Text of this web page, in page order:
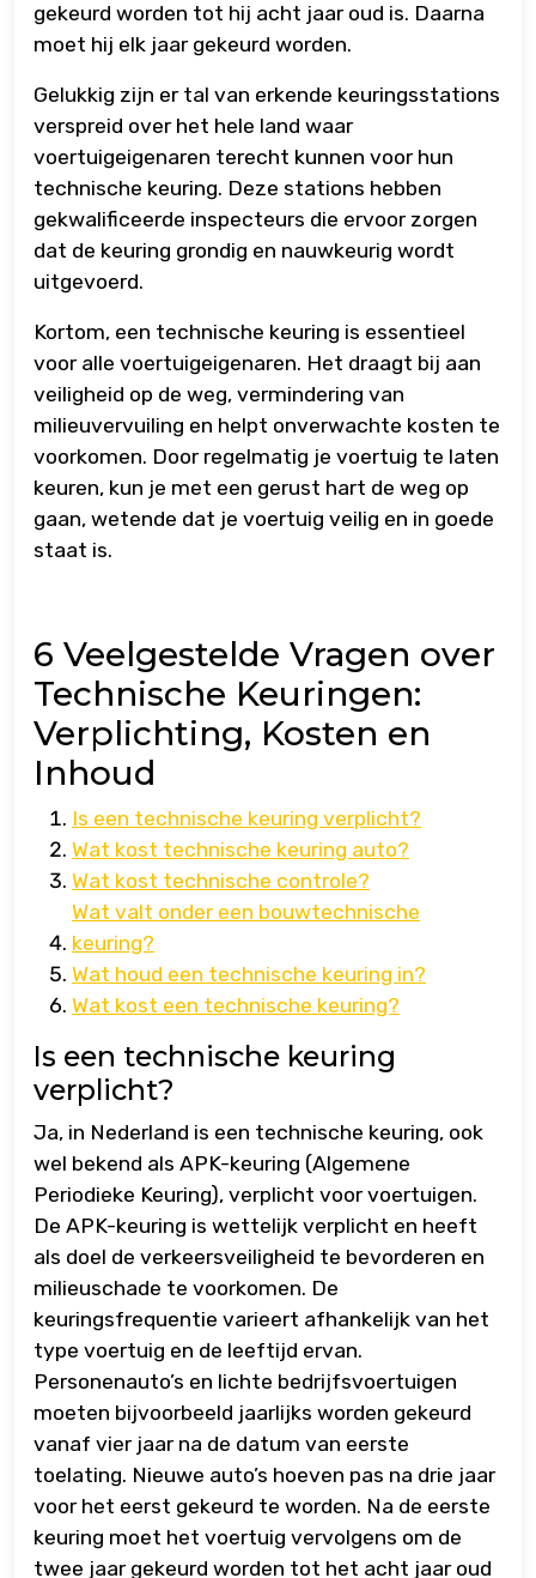
gekeurd worden tot hij acht jaar oud is. Daarna
moet hij elk jaar gekeurd worden.
Gelukkig zijn er tal van erkende keuringsstations
verspreid over het hele land waar
voertuigeigenaren terecht kunnen voor hun
technische keuring. Deze stations hebben
gekwalificeerde inspecteurs die ervoor zorgen
dat de keuring grondig en nauwkeurig wordt
uitgevoerd.
Kortom, een technische keuring is essentieel
voor alle voertuigeigenaren. Het draagt bij aan
veiligheid op de weg, vermindering van
milieuvervuiling en helpt onverwachte kosten te
voorkomen. Door regelmatig je voertuig te laten
keuren, kun je met een gerust hart de weg op
gaan, wetende dat je voertuig veilig en in goede
staat is.
6 Veelgestelde Vragen over
Technische Keuringen:
Verplichting, Kosten en
Inhoud
Is een technische keuring verplicht?
Wat kost technische keuring auto?
Wat kost technische controle?
Wat valt onder een bouwtechnische
keuring?
Wat houd een technische keuring in?
Wat kost een technische keuring?
Is een technische keuring
verplicht?
Ja, in Nederland is een technische keuring, ook
wel bekend als APK-keuring (Algemene
Periodieke Keuring), verplicht voor voertuigen.
De APK-keuring is wettelijk verplicht en heeft
als doel de verkeersveiligheid te bevorderen en
milieuschade te voorkomen. De
keuringsfrequentie varieert afhankelijk van het
type voertuig en de leeftijd ervan.
Personenauto’s en lichte bedrijfsvoertuigen
moeten bijvoorbeeld jaarlijks worden gekeurd
vanaf vier jaar na de datum van eerste
toelating. Nieuwe auto’s hoeven pas na drie jaar
voor het eerst gekeurd te worden. Na de eerste
keuring moet het voertuig vervolgens om de
twee jaar gekeurd worden tot het acht jaar oud